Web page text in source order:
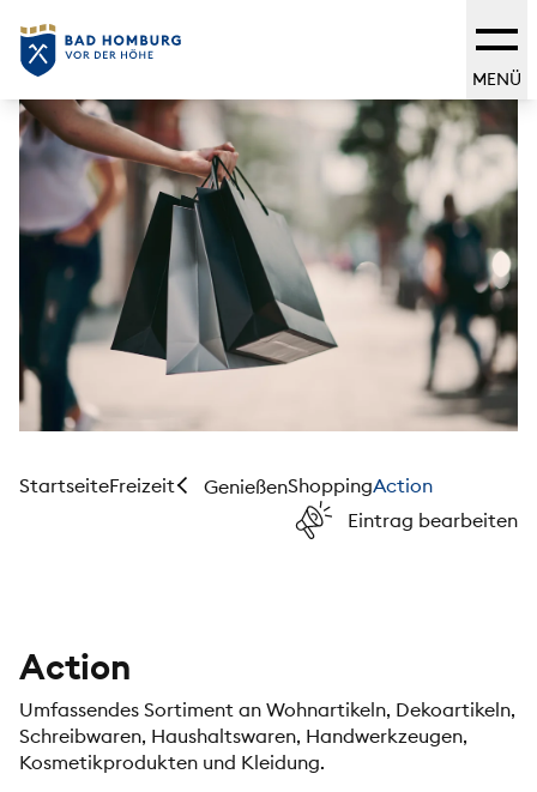
MENÜ
StartseiteFreizeit GenießenShoppingAction
Eintrag bearbeiten
Action
Umfassendes Sortiment an Wohnartikeln, Dekoartikeln,
Schreibwaren, Haushaltswaren, Handwerkzeugen,
Kosmetikprodukten und Kleidung.